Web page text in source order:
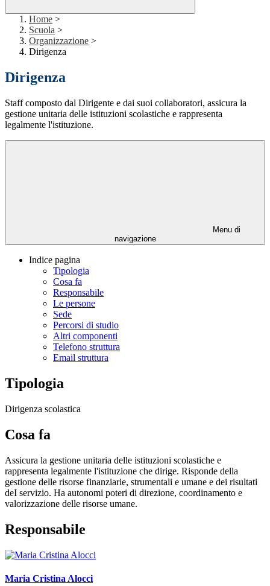
Home >
Scuola >
Organizzazione >
Dirigenza
Dirigenza
Staff composto dal Dirigente e dai suoi collaboratori, assicura la
gestione unitaria delle istituzioni scolastiche e rappresenta
legalmente l'istituzione.
Menu di
navigazione
Indice pagina
Tipologia
Cosa fa
Responsabile
Le persone
Sede
Percorsi di studio
Altri componenti
Telefono struttura
Email struttura
Tipologia
Dirigenza scolastica
Cosa fa
Assicura la gestione unitaria delle istituzioni scolastiche e
rappresenta legalmente l'istituzione che dirige. Risponde della
gestione delle risorse finanziarie, strumentali e umane e dei risultati
deI servizio. Ha autonomi poteri di direzione, coordinamento e
valorizzazione delle risorse umane.
Responsabile
Maria Cristina Alocci